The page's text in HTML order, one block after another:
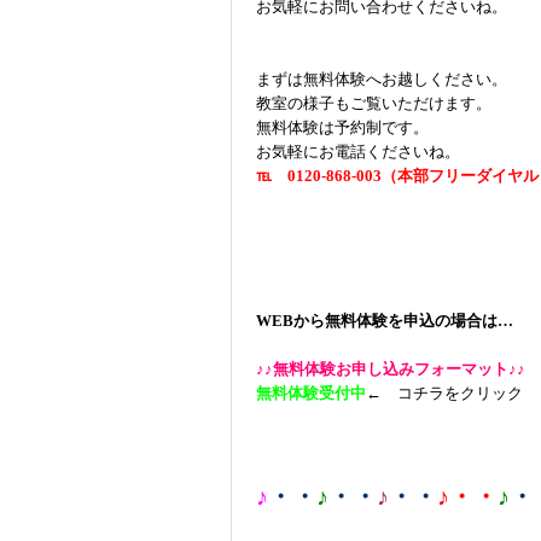
お気軽にお問い合わせくださいね。
まずは無料体験へお越しください。
教室の様子もご覧いただけます。
無料体験は予約制です。
お気軽にお電話くださいね。
℡ 0120-868-003（本部フリーダイヤル
WEBから無料体験を申込の場合は…
♪♪無料体験お申し込みフォーマット♪♪
無料体験受付中 ← コチラをクリック
♪ ・・ ♪ ・・ ♪ ・・ ♪・・ ♪ ・